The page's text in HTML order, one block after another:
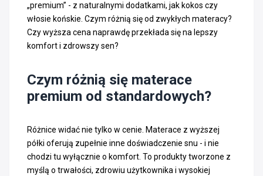
„premium” - z naturalnymi dodatkami, jak kokos czy
włosie końskie. Czym różnią się od zwykłych materacy?
Czy wyższa cena naprawdę przekłada się na lepszy
komfort i zdrowszy sen?
Czym różnią się materace
premium od standardowych?
Różnice widać nie tylko w cenie. Materace z wyższej
półki oferują zupełnie inne doświadczenie snu - i nie
chodzi tu wyłącznie o komfort. To produkty tworzone z
myślą o trwałości, zdrowiu użytkownika i wysokiej